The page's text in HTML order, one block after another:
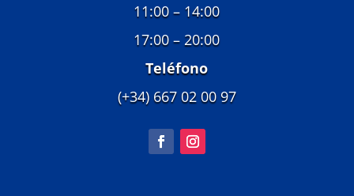
11:00 – 14:00
17:00 – 20:00
Teléfono
(+34) 667 02 00 97